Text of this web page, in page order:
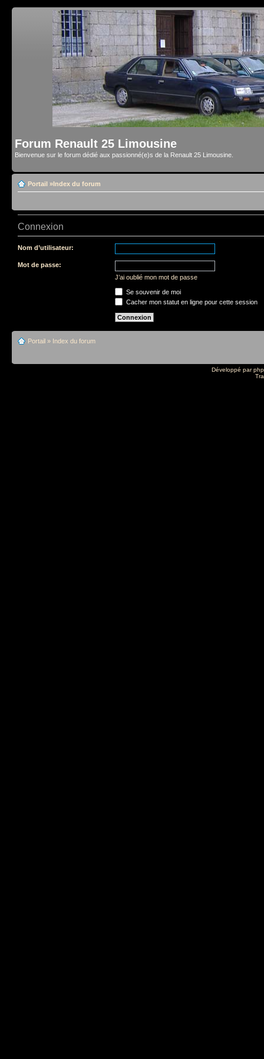
Forum Renault 25 Limousine
Bienvenue sur le forum dédié aux passionné(e)s de la Renault 25 Limousine.
Portail »Index du forum
Connexion
Nom d’utilisateur:
Mot de passe:
J’ai oublié mon mot de passe
Se souvenir de moi
Cacher mon statut en ligne pour cette session
Portail » Index du forum
Développé par